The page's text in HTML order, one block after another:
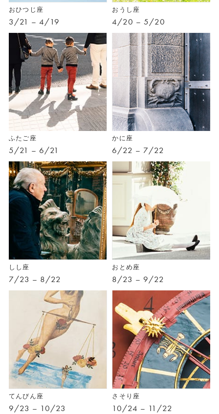
おひつじ座
3/21 – 4/19
おうし座
4/20 – 5/20
ふたご座
5/21 – 6/21
かに座
6/22 – 7/22
しし座
7/23 – 8/22
おとめ座
8/23 – 9/22
てんびん座
9/23 – 10/23
さそり座
10/24 – 11/22